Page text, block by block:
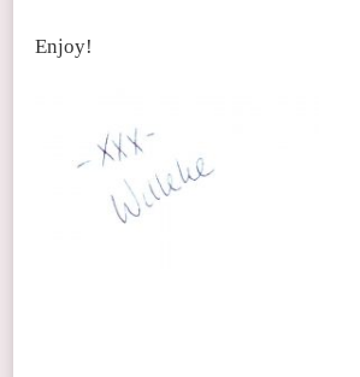
Enjoy!